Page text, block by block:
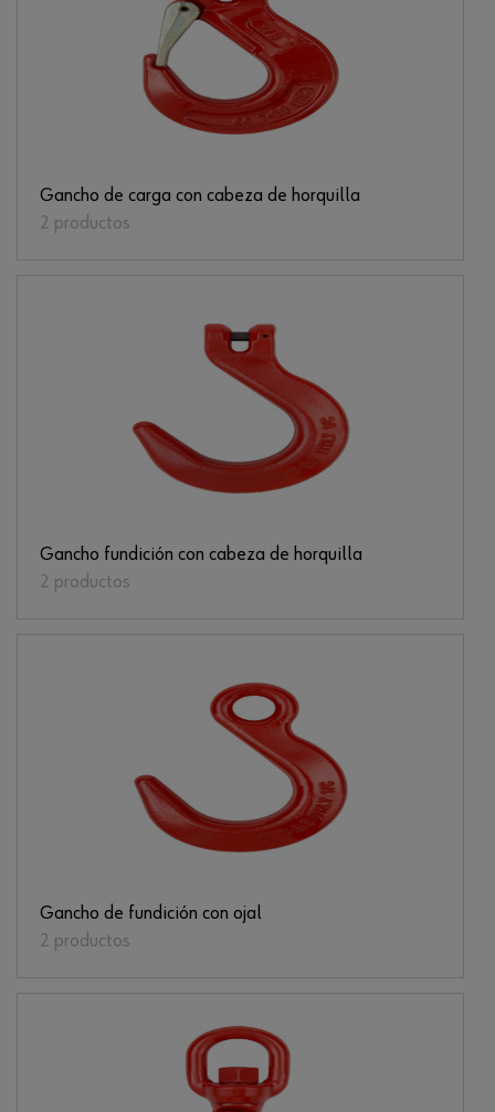
Gancho de carga con cabeza de horquilla
2 productos
Gancho fundición con cabeza de horquilla
2 productos
Gancho de fundición con ojal
2 productos